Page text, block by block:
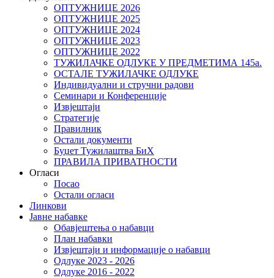
ОПТУЖНИЦЕ 2026
ОПТУЖНИЦЕ 2025
ОПТУЖНИЦЕ 2024
ОПТУЖНИЦЕ 2023
ОПТУЖНИЦЕ 2022
ТУЖИЛАЧКЕ ОДЛУКЕ У ПРЕДМЕТИМА 145а.
ОСТАЛЕ ТУЖИЛАЧКЕ ОДЛУКЕ
Индивидуални и стручни радови
Семинари и Конференције
Извјештаји
Стратегије
Правилник
Остали документи
Буџет Тужилаштва БиХ
ПРАВИЛА ПРИВАТНОСТИ
Огласи
Посао
Остали огласи
Линкови
Јавне набавке
Обавјештења о набавци
План набавки
Извјештаји и информације о набавци
Одлуке 2023 - 2026
Одлуке 2016 - 2022